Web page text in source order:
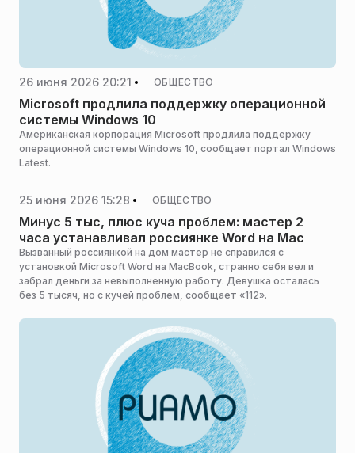
26 июня 2026 20:21 ОБЩЕСТВО
Microsoft продлила поддержку операционной
системы Windows 10
Американская корпорация Microsoft продлила поддержку
операционной системы Windows 10, сообщает портал Windows
Latest.
25 июня 2026 15:28 ОБЩЕСТВО
Минус 5 тыс, плюс куча проблем: мастер 2
часа устанавливал россиянке Word на Mac
Вызванный россиянкой на дом мастер не справился с
установкой Microsoft Word на MacBook, странно себя вел и
забрал деньги за невыполненную работу. Девушка осталась
без 5 тысяч, но с кучей проблем, сообщает «112».